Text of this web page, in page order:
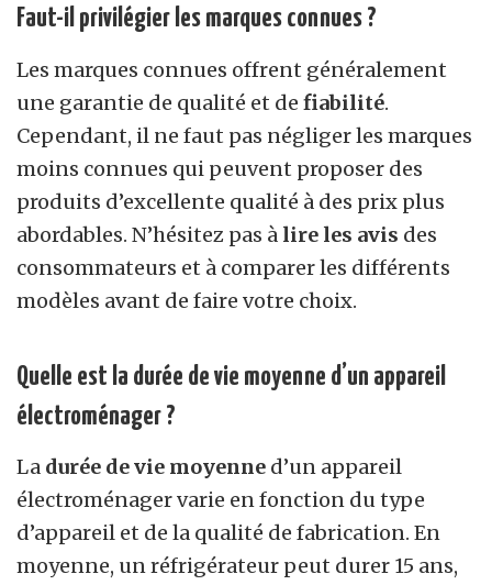
Faut-il privilégier les marques connues ?
Les marques connues offrent généralement
une garantie de qualité et de fiabilité.
Cependant, il ne faut pas négliger les marques
moins connues qui peuvent proposer des
produits d’excellente qualité à des prix plus
abordables. N’hésitez pas à lire les avis des
consommateurs et à comparer les différents
modèles avant de faire votre choix.
Quelle est la durée de vie moyenne d’un appareil
électroménager ?
La durée de vie moyenne d’un appareil
électroménager varie en fonction du type
d’appareil et de la qualité de fabrication. En
moyenne, un réfrigérateur peut durer 15 ans,